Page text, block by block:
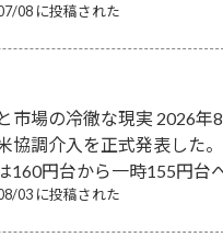
08 に投稿された
市場の冷徹な現実 2026
協調介入を正式発表した
160円台から一時155円台
03 に投稿された